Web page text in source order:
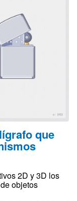
que
2D y 3D los
objetos